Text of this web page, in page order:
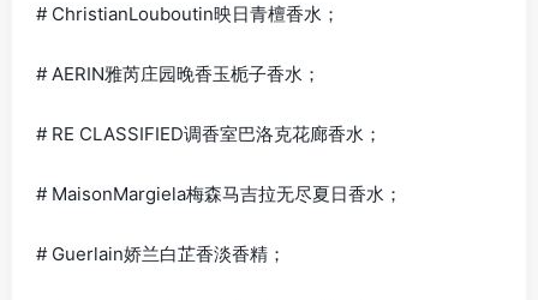
# ChristianLouboutin映日青檀香水；
# AERIN雅芮庄园晚香玉栀子香水；
# RE CLASSIFIED调香室巴洛克花廊香水；
# MaisonMargiela梅森马吉拉无尽夏日香水；
# Guerlain娇兰白芷香淡香精；